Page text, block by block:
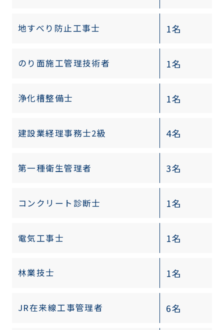
地すべり防止工事士 1名
のり面施工管理技術者 1名
浄化槽整備士 1名
建設業経理事務士2級 4名
第一種衛生管理者 3名
コンクリート診断士 1名
電気工事士 1名
林業技士 1名
JR在来線工事管理者 6名